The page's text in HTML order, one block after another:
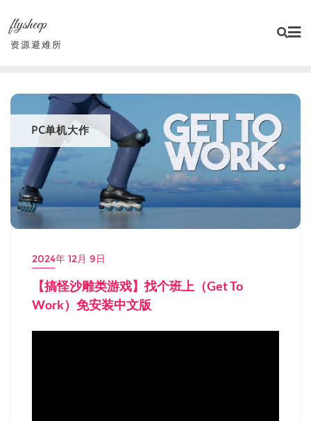
content
flysheep
资源避难所
PC单机大作
2024年 12月 9日
【搞怪沙雕类游戏】找个班上（Get To
Work）免安装中文版